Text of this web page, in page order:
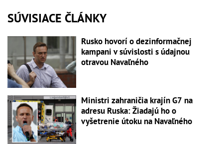
SÚVISIACE ČLÁNKY
Rusko hovorí o dezinformačnej
kampani v súvislosti s údajnou
otravou Navaľného
Ministri zahraničia krajín G7 na
adresu Ruska: Žiadajú ho o
vyšetrenie útoku na Navaľného